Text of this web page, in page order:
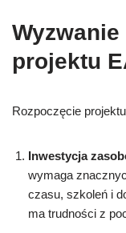
projektu
Rozpoczęcie
Inwestycja
wymaga
czasu, szkoleń i
ma trudności z